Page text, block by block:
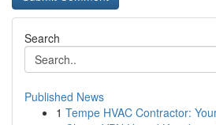
Search
Published News
1 Tempe HVAC Contractor: